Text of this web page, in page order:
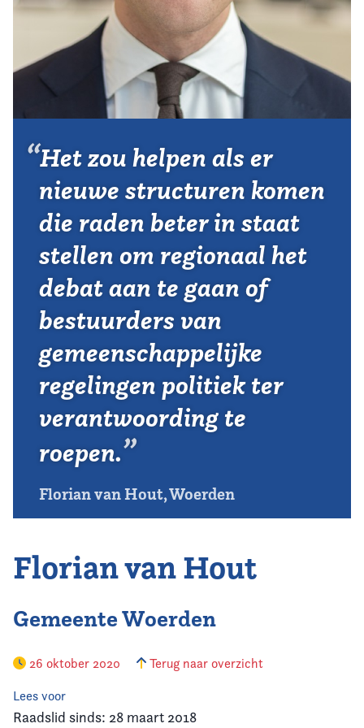
Contact
Het zou helpen als er
nieuwe structuren komen
die raden beter in staat
stellen om regionaal het
debat aan te gaan of
bestuurders van
gemeenschappelijke
regelingen politiek ter
verantwoording te
roepen.
Florian van Hout, Woerden
Florian van Hout
Gemeente Woerden
26 oktober 2020 Terug naar overzicht
Lees voor
Raadslid sinds: 28 maart 2018